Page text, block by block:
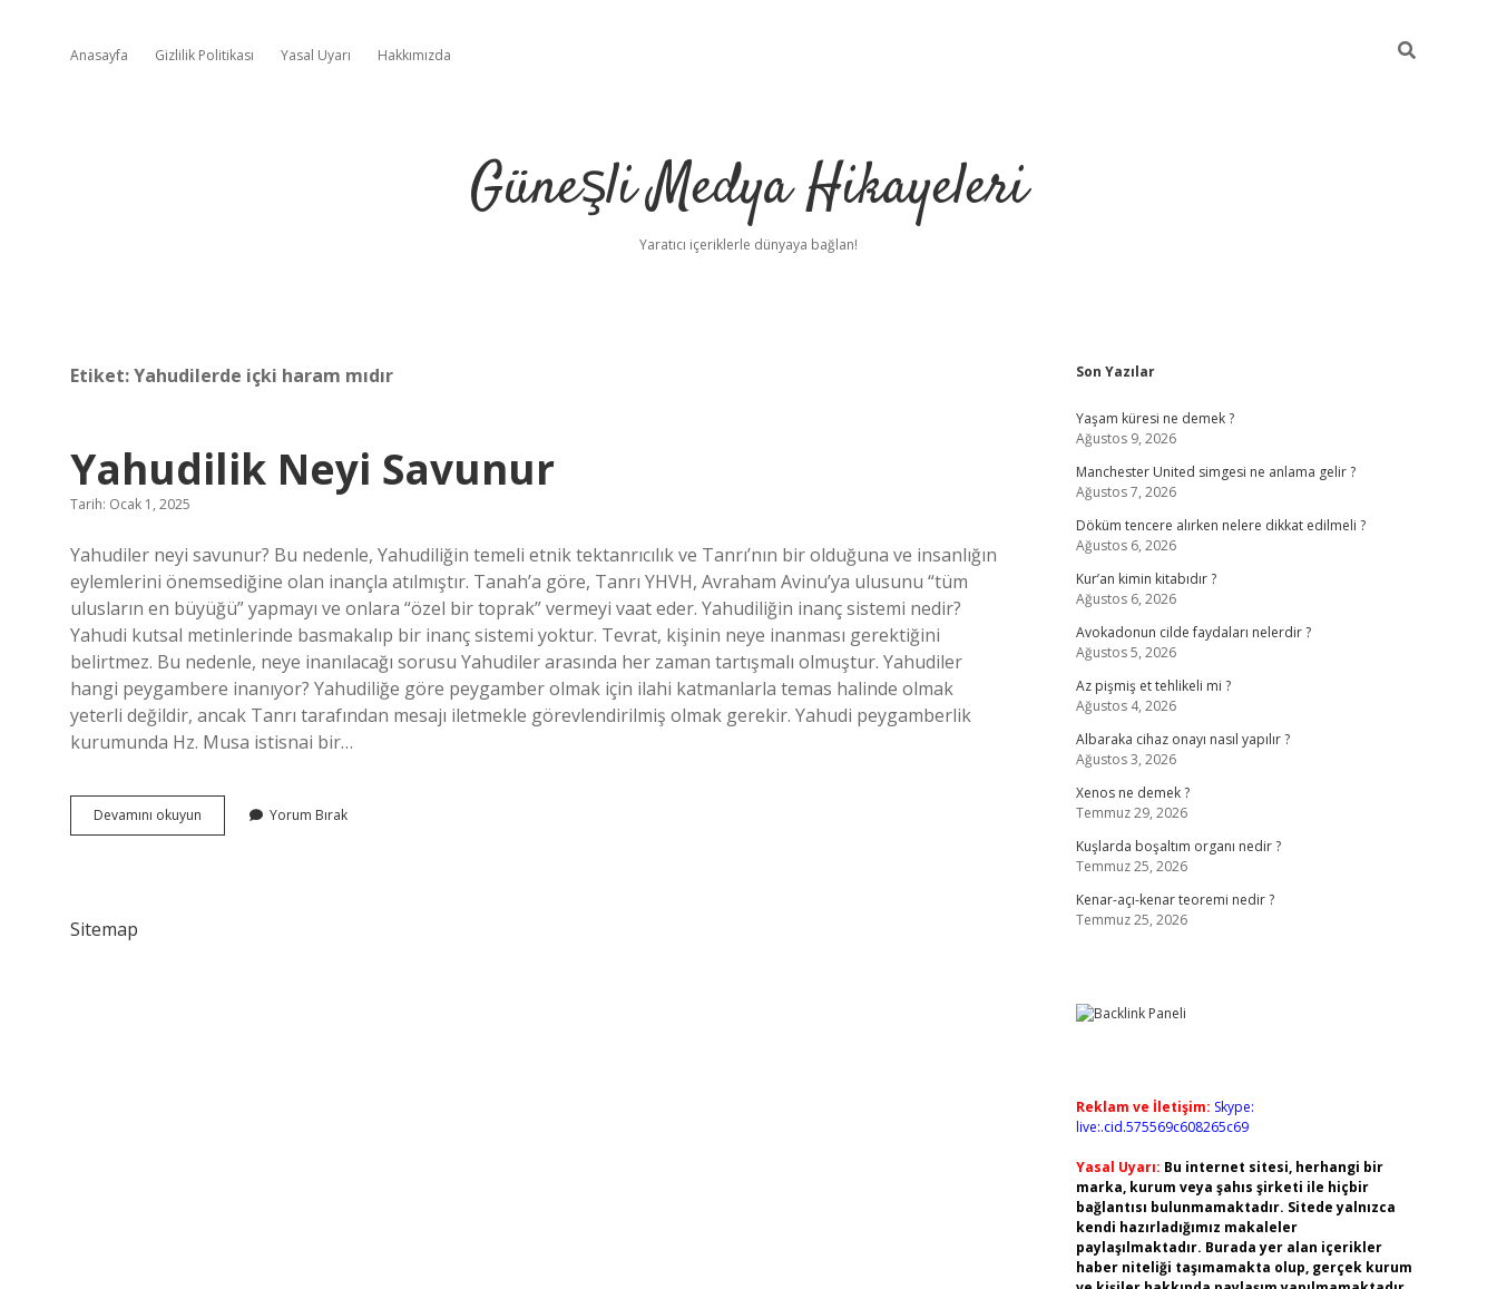
Anasayfa Gizlilik Politikası Yasal Uyarı Hakkımızda
Güneşli Medya Hikayeleri
Yaratıcı içeriklerle dünyaya bağlan!
Etiket:Yahudilerde içki haram mıdır
Yahudilik Neyi Savunur
Tarih: Ocak 1, 2025
Yahudiler neyi savunur? Bu nedenle, Yahudiliğin temeli etnik tektanrıcılık ve Tanrı’nın bir olduğuna ve insanlığın
eylemlerini önemsediğine olan inançla atılmıştır. Tanah’a göre, Tanrı YHVH, Avraham Avinu’ya ulusunu “tüm
ulusların en büyüğü” yapmayı ve onlara “özel bir toprak” vermeyi vaat eder. Yahudiliğin inanç sistemi nedir?
Yahudi kutsal metinlerinde basmakalıp bir inanç sistemi yoktur. Tevrat, kişinin neye inanması gerektiğini
belirtmez. Bu nedenle, neye inanılacağı sorusu Yahudiler arasında her zaman tartışmalı olmuştur. Yahudiler
hangi peygambere inanıyor? Yahudiliğe göre peygamber olmak için ilahi katmanlarla temas halinde olmak
yeterli değildir, ancak Tanrı tarafından mesajı iletmekle görevlendirilmiş olmak gerekir. Yahudi peygamberlik
kurumunda Hz. Musa istisnai bir…
Devamını okuyun Yahudilik
Neyi
Yorum Bırak
Sitemap
Sidebar
Son Yazılar
Yaşam küresi ne demek ?
Ağustos 9, 2026
Manchester United simgesi ne anlama gelir ?
Ağustos 7, 2026
Döküm tencere alırken nelere dikkat edilmeli ?
Ağustos 6, 2026
Kur’an kimin kitabıdır ?
Ağustos 6, 2026
Avokadonun cilde faydaları nelerdir ?
Ağustos 5, 2026
Az pişmiş et tehlikeli mi ?
Ağustos 4, 2026
Albaraka cihaz onayı nasıl yapılır ?
Ağustos 3, 2026
Xenos ne demek ?
Temmuz 29, 2026
Kuşlarda boşaltım organı nedir ?
Temmuz 25, 2026
Kenar-açı-kenar teoremi nedir ?
Temmuz 25, 2026
Reklam ve İletişim: Skype:
live:.cid.575569c608265c69
Yasal Uyarı: Bu internet sitesi, herhangi bir
marka, kurum veya şahıs şirketi ile hiçbir
bağlantısı bulunmamaktadır. Sitede yalnızca
kendi hazırladığımız makaleler
paylaşılmaktadır. Burada yer alan içerikler
haber niteliği taşımamakta olup, gerçek kurum